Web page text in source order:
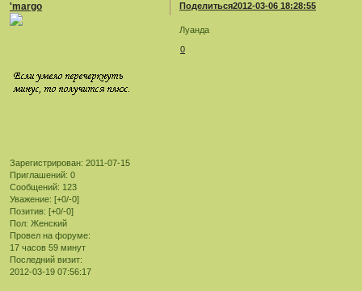
Поделиться2012-03-06 18:28:55
'margo
Зарегистрирован: 2011-07-15
Приглашений: 0
Сообщений: 123
Уважение: [+0/-0]
Позитив: [+0/-0]
Пол: Женский
Провел на форуме:
17 часов 59 минут
Последний визит:
2012-03-19 07:56:17
Луанда
0